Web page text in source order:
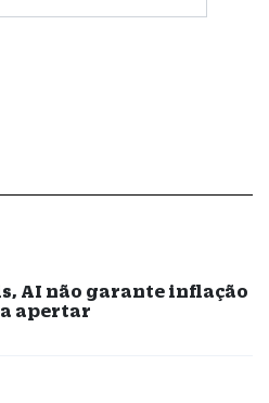
AI não garante inflação
apertar